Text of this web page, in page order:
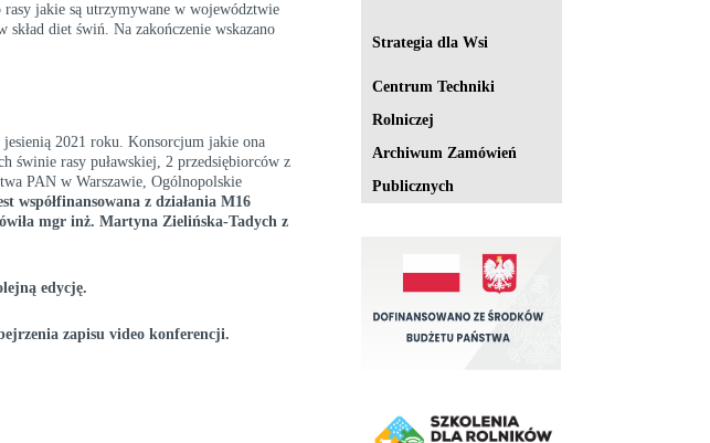
jakie są utrzymywane w województwie
diet świń. Na zakończenie wskazano
2021 roku. Konsorcjum jakie ona
świnie rasy puławskiej, 2 przedsiębiorców z
PAN w Warszawie, Ogólnopolskie
współfinansowana z działania M16
mgr inż. Martyna Zielińska-Tadych z
edycję.
zapisu video konferencji.
Strategia dla Wsi
Centrum Techniki
Rolniczej
Archiwum Zamówień
Publicznych